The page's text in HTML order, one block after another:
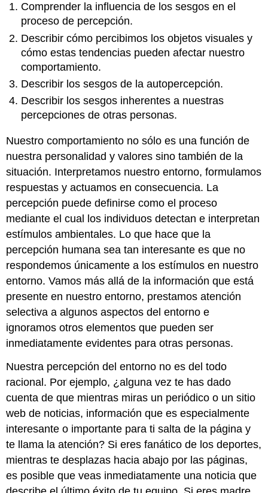
Percepción
Visual
Autopercepción
Percepción
Social
Llave
para
llevar
Ejercicios
Comprender la influencia de los sesgos en el
proceso de percepción.
Describir cómo percibimos los objetos visuales y
cómo estas tendencias pueden afectar nuestro
comportamiento.
Describir los sesgos de la autopercepción.
Describir los sesgos inherentes a nuestras
percepciones de otras personas.
Nuestro comportamiento no sólo es una función de
nuestra personalidad y valores sino también de la
situación. Interpretamos nuestro entorno, formulamos
respuestas y actuamos en consecuencia. La
percepción puede definirse como el proceso
mediante el cual los individuos detectan e interpretan
estímulos ambientales. Lo que hace que la
percepción humana sea tan interesante es que no
respondemos únicamente a los estímulos en nuestro
entorno. Vamos más allá de la información que está
presente en nuestro entorno, prestamos atención
selectiva a algunos aspectos del entorno e
ignoramos otros elementos que pueden ser
inmediatamente evidentes para otras personas.
Nuestra percepción del entorno no es del todo
racional. Por ejemplo, ¿alguna vez te has dado
cuenta de que mientras miras un periódico o un sitio
web de noticias, información que es especialmente
interesante o importante para ti salta de la página y
te llama la atención? Si eres fanático de los deportes,
mientras te desplazas hacia abajo por las páginas,
es posible que veas inmediatamente una noticia que